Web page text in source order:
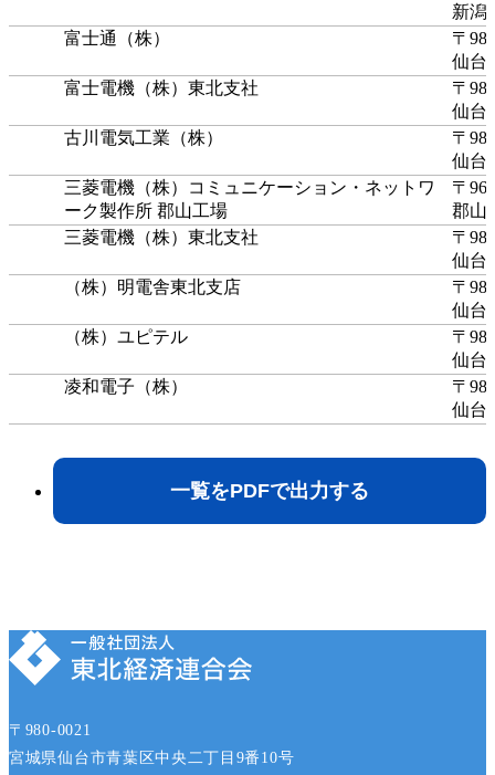
新潟
富士通（株）
〒
仙台
富士電機（株）東北支社
〒
仙台
古川電気工業（株）
〒
仙台
三菱電機（株）コミュニケーション・ネットワ
ーク製作所 郡山工場
〒
郡山
三菱電機（株）東北支社
〒
仙台
（株）明電舎東北支店
〒
仙台
（株）ユピテル
〒
仙台
凌和電子（株）
〒
仙台
〒980-0021
宮城県仙台市青葉区中央二丁目9番10号